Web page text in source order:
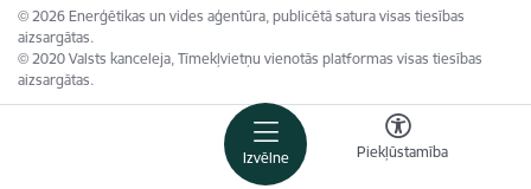
Izvēlne Piekļūstamība
© 2026 Enerģētikas un vides aģentūra, publicētā satura visas tiesības
aizsargātas.
© 2020 Valsts kanceleja, Tīmekļvietņu vienotās platformas visas tiesības
aizsargātas.